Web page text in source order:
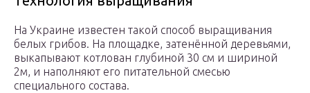
На Украине известен такой способ выращивания
белых грибов. На площадке, затенённой деревьями,
выкапывают котлован глубиной 30 см и шириной
2м, и наполняют его питательной смесью
специального состава.